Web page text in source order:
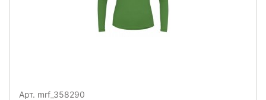
Арт. mrf_358290